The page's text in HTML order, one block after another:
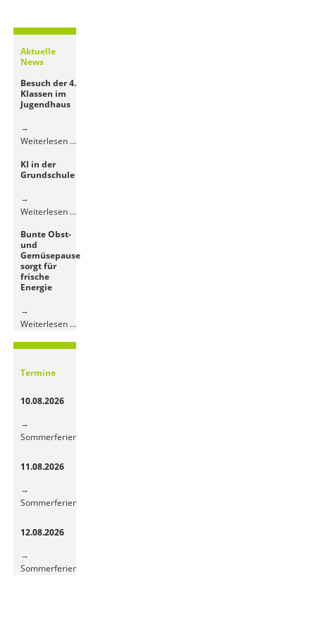
Aktuelle
News
Besuch der 4.
Klassen im
Jugendhaus
Weiterlesen …Besuch
KI in der
Grundschule
Weiterlesen …KI
Bunte Obst-
und
Gemüsepause
sorgt für
frische
Energie
Weiterlesen …Bunte
und
Termine
10.08.2026
Sommerferien
11.08.2026
Sommerferien
12.08.2026
Sommerferien